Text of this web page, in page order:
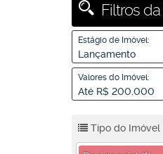
Filtros
Estágio de Imóvel:
Lançamento
Valores do Imóvel:
Até R$ 200.000
Tipo do Imóvel